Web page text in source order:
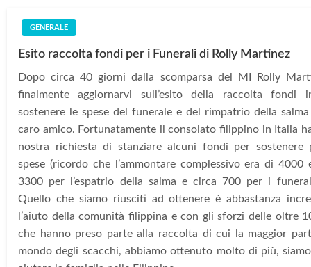
GENERALE
Esito raccolta fondi per i Funerali di Rolly Martinez
Dopo circa 40 giorni dalla scomparsa del MI Rolly
finalmente aggiornarvi sull’esito della raccolta fondi
sostenere le spese del funerale e del rimpatrio della
caro amico. Fortunatamente il consolato filippino in Italia
nostra richiesta di stanziare alcuni fondi per sostenere
spese (ricordo che l’ammontare complessivo era di 4000
3300 per l’espatrio della salma e circa 700 per i
Quello che siamo riusciti ad ottenere è abbastanza
l’aiuto della comunità filippina e con gli sforzi delle oltre
che hanno preso parte alla raccolta di cui la maggior
mondo degli scacchi, abbiamo ottenuto molto di più,